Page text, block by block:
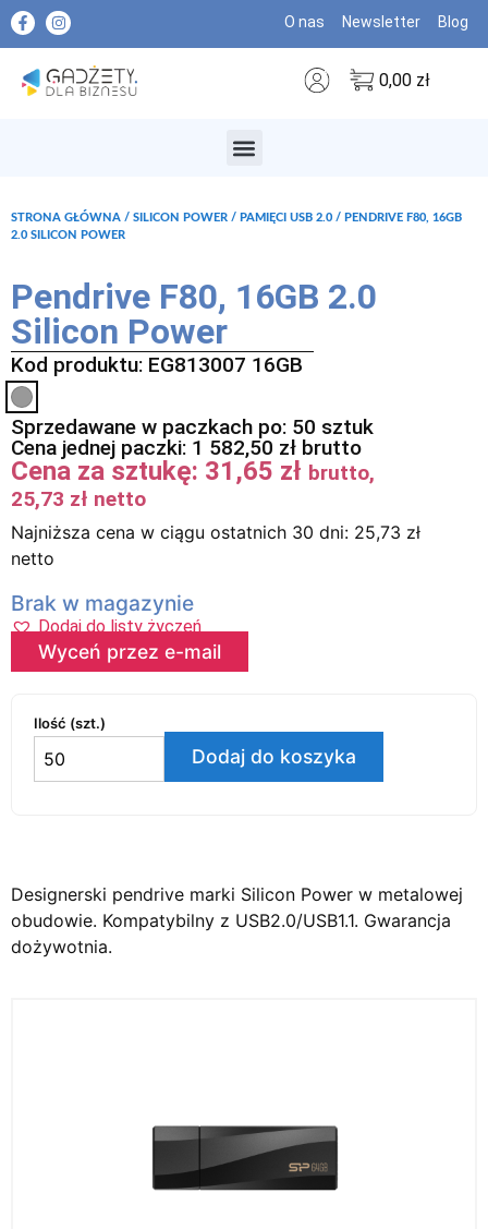
O nas Newsletter Blog
0,00 zł
STRONA GŁÓWNA / SILICON POWER / PAMIĘCI USB 2.0 / PENDRIVE F80, 16GB
2.0 SILICON POWER
Pendrive F80, 16GB 2.0
Silicon Power
Kod produktu: EG813007 16GB
Sprzedawane w paczkach po: 50 sztuk
Cena jednej paczki: 1 582,50 zł brutto
Cena za sztukę: 31,65 zł brutto,
25,73 zł netto
Najniższa cena w ciągu ostatnich 30 dni: 25,73 zł
netto
Brak w magazynie
Dodaj do listy życzeń
Wyceń przez e-mail
Ilość (szt.)
Dodaj do koszyka
Designerski pendrive marki Silicon Power w metalowej
obudowie. Kompatybilny z USB2.0/USB1.1. Gwarancja
dożywotnia.